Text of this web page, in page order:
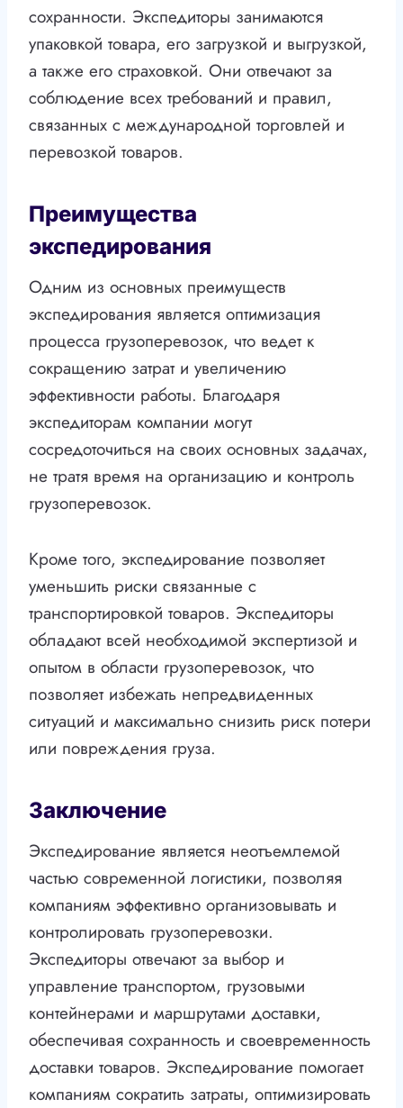
сохранности. Экспедиторы занимаются
упаковкой товара, его загрузкой и выгрузкой,
а также его страховкой. Они отвечают за
соблюдение всех требований и правил,
связанных с международной торговлей и
перевозкой товаров.
Преимущества
экспедирования
Одним из основных преимуществ
экспедирования является оптимизация
процесса грузоперевозок, что ведет к
сокращению затрат и увеличению
эффективности работы. Благодаря
экспедиторам компании могут
сосредоточиться на своих основных задачах,
не тратя время на организацию и контроль
грузоперевозок.
Кроме того, экспедирование позволяет
уменьшить риски связанные с
транспортировкой товаров. Экспедиторы
обладают всей необходимой экспертизой и
опытом в области грузоперевозок, что
позволяет избежать непредвиденных
ситуаций и максимально снизить риск потери
или повреждения груза.
Заключение
Экспедирование является неотъемлемой
частью современной логистики, позволяя
компаниям эффективно организовывать и
контролировать грузоперевозки.
Экспедиторы отвечают за выбор и
управление транспортом, грузовыми
контейнерами и маршрутами доставки,
обеспечивая сохранность и своевременность
доставки товаров. Экспедирование помогает
компаниям сократить затраты, оптимизировать